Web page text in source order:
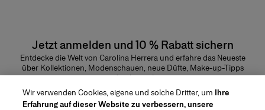
Jetzt anmelden und 10 % Rabatt sichern
Entdecke die Welt von Carolina Herrera und erfahre das Neueste
über Kollektionen, Modenschauen, neue Düfte, Make-up-Tipps
und vieles mehr.
E-Mail-Adresse
Wir verwenden Cookies, eigene und solche Dritter, um Ihre
Erfahrung auf dieser Website zu verbessern, unsere